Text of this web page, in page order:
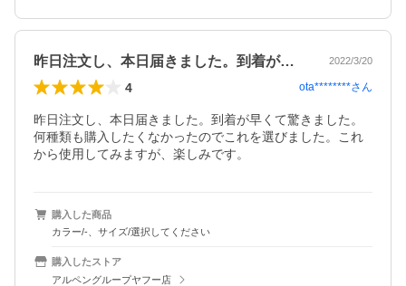
昨日注文し、本日届きました。到着が早く… 2022/3/20
4 ota********さん
昨日注文し、本日届きました。到着が早くて驚きました。
何種類も購入したくなかったのでこれを選びました。これ
から使用してみますが、楽しみです。
購入した商品
カラー/-、サイズ/選択してください
購入したストア
アルペングループヤフー店